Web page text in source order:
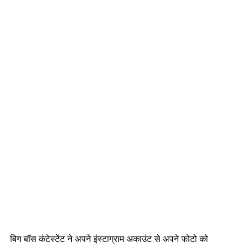
बिग बॉस कंटेस्टेंट ने अपने इंस्टाग्राम अकाउंट से अपने फोटो को